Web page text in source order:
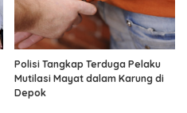
Polisi Tangkap Terduga Pelaku
Mutilasi Mayat dalam Karung di
Depok